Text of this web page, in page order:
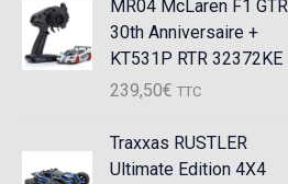
MR04 McLaren F1 GTR
30th Anniversaire +
KT531P RTR 32372KE
239,50€ TTC
Traxxas RUSTLER
Ultimate Edition 4X4